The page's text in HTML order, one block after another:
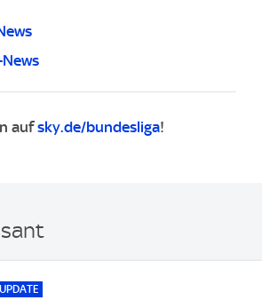
aufsky.de/bundesliga!
UPDATE